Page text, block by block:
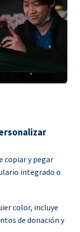
copiar y pegar
integrado o
color, incluye
de donación y